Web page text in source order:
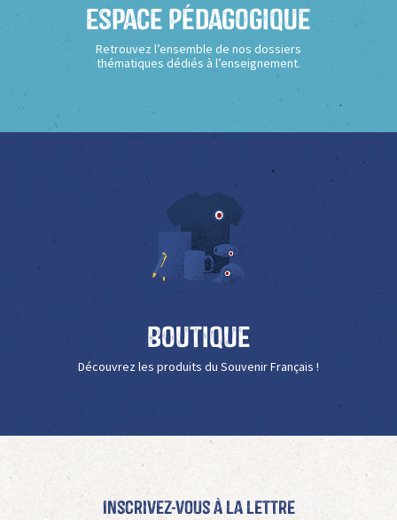
Espace Pédagogique
Retrouvez l’ensemble de nos dossiers
thématiques dédiés à l’enseignement.
Boutique
Découvrez les produits du Souvenir Français !
Inscrivez-vous à La Lettre